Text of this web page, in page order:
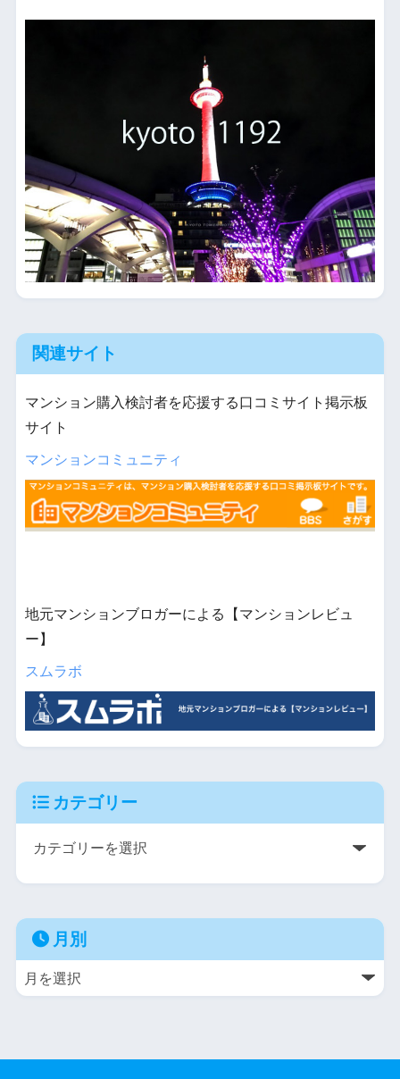
関連サイト
マンション購入検討者を応援する口コミサイト掲示板
サイト
マンションコミュニティ
地元マンションブロガーによる【マンションレビュ
ー】
スムラボ
カテゴリー
月別